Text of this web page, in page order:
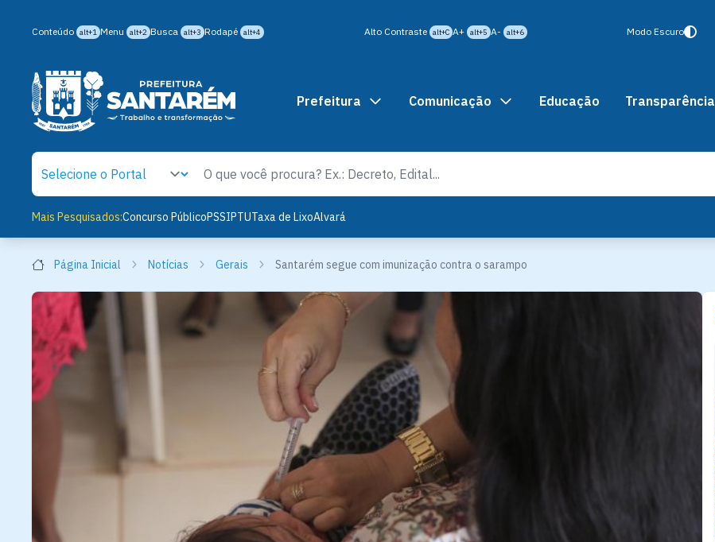
Conteúdo alt+1 Menu alt+2 Busca alt+3 Rodapé alt+4 Alto Contraste alt+C A+ alt+5 A- alt+6 Modo Escuro
Prefeitura Comunicação Educação Transparência
Mais Pesquisados:Concurso PúblicoPSSIPTUTaxa de LixoAlvará
Página Inicial Notícias Gerais Santarém segue com imunização contra o sarampo